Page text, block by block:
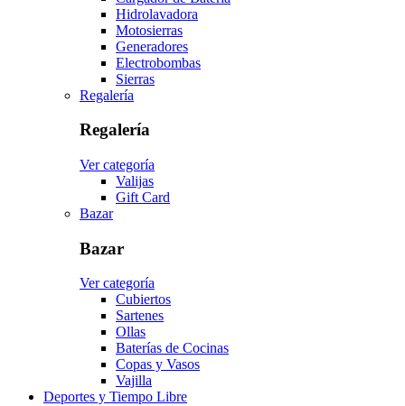
Hidrolavadora
Motosierras
Generadores
Electrobombas
Sierras
Regalería
Regalería
Ver categoría
Valijas
Gift Card
Bazar
Bazar
Ver categoría
Cubiertos
Sartenes
Ollas
Baterías de Cocinas
Copas y Vasos
Vajilla
Deportes y Tiempo Libre